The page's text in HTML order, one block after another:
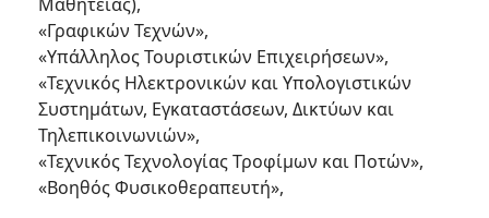
«Γραφικών Τεχνών»,
«Υπάλληλος Τουριστικών Επιχειρήσεων»,
«Τεχνικός Ηλεκτρονικών και Υπολογιστικών
Συστημάτων, Εγκαταστάσεων, Δικτύων και
Τηλεπικοινωνιών»,
«Τεχνικός Τεχνολογίας Τροφίμων και Ποτών»,
«Βοηθός Φυσικοθεραπευτή»,